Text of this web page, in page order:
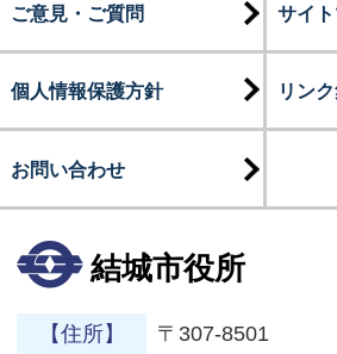
ご意見・ご質問 サイ
個人情報保護方針 リン
お問い合わせ
結城市役所
【住所】
〒307-8501